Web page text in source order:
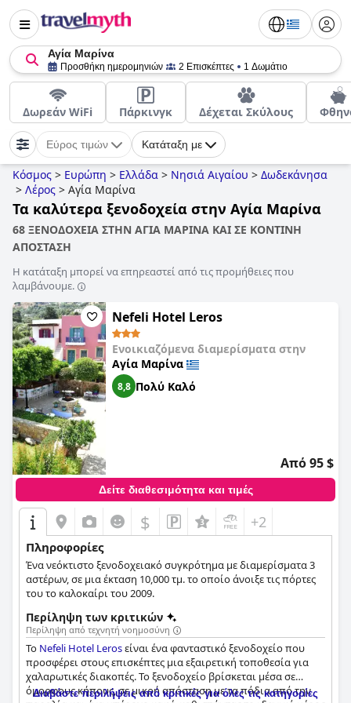
Αγία Μαρίνα
Προσθήκη ημερομηνιών 2 Επισκέπτες 1 Δωμάτιο
Δωρεάν WiFi Πάρκινγκ Δέχεται Σκύλους
Εύρος τιμών Κατάταξη με
Κόσμος > Ευρώπη > Ελλάδα > Νησιά Αιγαίου > Δωδεκάνησα
> Λέρος > Αγία Μαρίνα
Τα καλύτερα ξενοδοχεία στην Αγία Μαρίνα
68 ΞΕΝΟΔΟΧΕΙΑ ΣΤΗΝ ΑΓΙΑ ΜΑΡΙΝΑ ΚΑΙ ΣΕ ΚΟΝΤΙΝΗ
ΑΠΟΣΤΑΣΗ
Η κατάταξη μπορεί να επηρεαστεί από τις προμήθειες που
λαμβάνουμε.
Nefeli Hotel Leros
Ενοικιαζόμενα διαμερίσματα στην
Αγία Μαρίνα
8,8 Πολύ Καλό
Από 95 $
Δείτε διαθεσιμότητα και τιμές
$ +2
Πληροφορίες
Ένα νεόκτιστο ξενοδοχειακό συγκρότημα με διαμερίσματα 3
αστέρων, σε μια έκταση 10,000 τμ. το οποίο άνοιξε τις πόρτες
του το καλοκαίρι του 2009.
Περίληψη των κριτικών
Περίληψη από τεχνητή νοημοσύνη
Το Nefeli Hotel Lerosείναι ένα φανταστικό ξενοδοχείο που
προσφέρει στους επισκέπτες μια εξαιρετική τοποθεσία για
χαλαρωτικές διακοπές. Το ξενοδοχείο βρίσκεται μέσα σε
όμορφους κήπους, σε μικρή απόσταση με τα πόδια από την
Διαβάστε περιλήψεις από κριτικές για όλες τις κατηγορίες